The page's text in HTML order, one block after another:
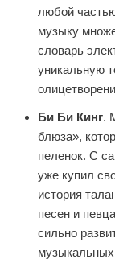
любой
музыку
словарь
уникальную
Би Би Кинг.
блюза»,
пеленок. С
уже купил
история
песен и
сильно
музыкальных